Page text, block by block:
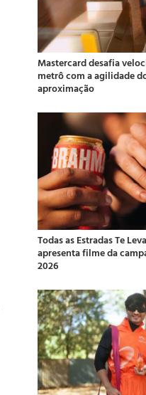
Mastercard desafia
metrô com a agilidade
aproximação
Todas as Estradas Te
apresenta filme da
2026